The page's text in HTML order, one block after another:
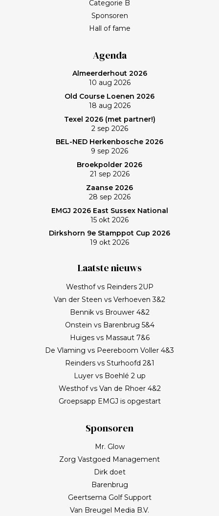
was ‘even helemaal niets; heerlijk’, zo maakt Frank de
verlies was voorzien; gedaan en laten, dus. Maar de
memorabele ronde en de waanzinnige slagen van
Frank zullen mij nog lang bijblijven. Topgast, topdag!
Frank, bedankt!
Categorie B
Sponsoren
Hall of fame
Agenda
Almeerderhout 2026
10 aug 2026
Old Course Loenen 2026
18 aug 2026
Texel 2026 (met partner!)
2 sep 2026
BEL-NED Herkenbosche 2026
9 sep 2026
Broekpolder 2026
21 sep 2026
Zaanse 2026
28 sep 2026
EMGJ 2026 East Sussex National
15 okt 2026
Dirkshorn 9e Stamppot Cup 2026
19 okt 2026
Laatste nieuws
Westhof vs Reinders 2UP
Van der Steen vs Verhoeven 3&2
Bennik vs Brouwer 4&2
Onstein vs Barenbrug 5&4
Huiges vs Massaut 7&6
De Vlaming vs Peereboom Voller 4&3
Reinders vs Sturhoofd 2&1
Luyer vs Boehlé 2 up
Westhof vs Van de Rhoer 4&2
Groepsapp EMGJ is opgestart
Sponsoren
Mr. Glow
Zorg Vastgoed Management
Dirk doet
Barenbrug
Geertsema Golf Support
Van Breugel Media B.V.